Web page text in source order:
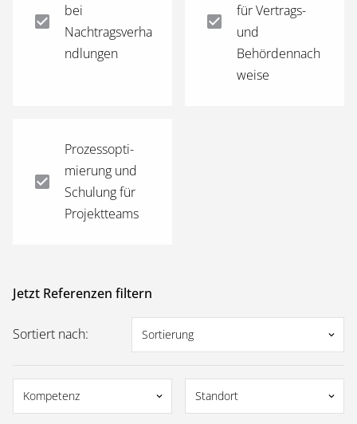
bei
Nachtragsverha
ndlungen
für Vertrags-
und
Behördennach
weise
Pro­zess­op­ti­
mie­rung und
Schu­lung für
Projektteams
Jetzt Referenzen filtern
Sortiert nach: Sortierung keyboard_arrow_down
Kompetenz keyboard_arrow_down Standort keyboard_arrow_down